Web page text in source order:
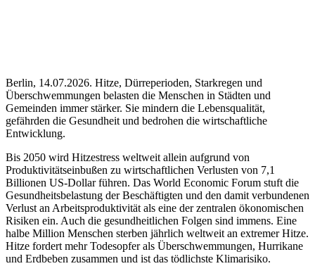
Berlin, 14.07.2026. Hitze, Dürreperioden, Starkregen und
Überschwemmungen belasten die Menschen in Städten und
Gemeinden immer stärker. Sie mindern die Lebensqualität,
gefährden die Gesundheit und bedrohen die wirtschaftliche
Entwicklung.
Bis 2050 wird Hitzestress weltweit allein aufgrund von
Produktivitätseinbußen zu wirtschaftlichen Verlusten von 7,1
Billionen US-Dollar führen. Das World Economic Forum stuft die
Gesundheitsbelastung der Beschäftigten und den damit verbundenen
Verlust an Arbeitsproduktivität als eine der zentralen ökonomischen
Risiken ein. Auch die gesundheitlichen Folgen sind immens. Eine
halbe Million Menschen sterben jährlich weltweit an extremer Hitze.
Hitze fordert mehr Todesopfer als Überschwemmungen, Hurrikane
und Erdbeben zusammen und ist das tödlichste Klimarisiko.